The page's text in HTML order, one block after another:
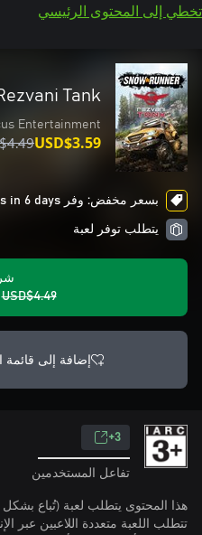
تخطي إلى المحتوى الرئيسي
Tank
Entertainment
USD$3.59
بسعر مخفض: وفر USD$0.90، ends in 6 days
يتطلب توفر لعبة
USD$4.49
إضافة إلى قائمة
3+
تفاعل المستخدمين
هذا المحتوى يتطلب لعبة (تُباع